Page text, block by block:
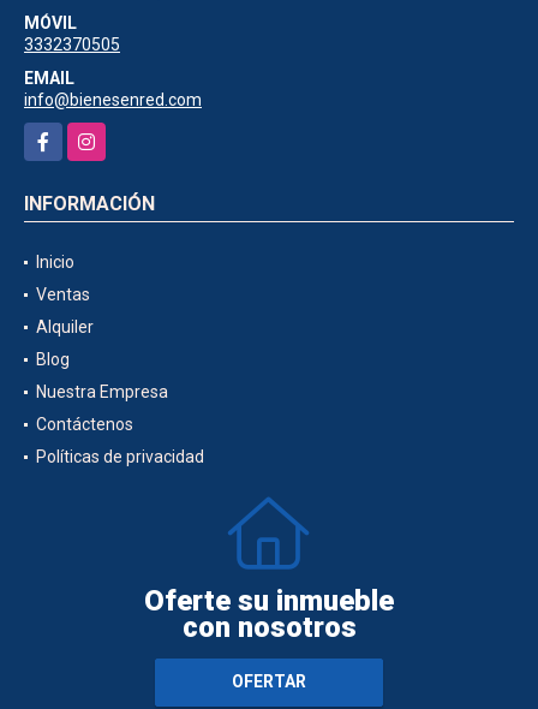
MÓVIL
3332370505
EMAIL
info@bienesenred.com
FacebookInstagram
INFORMACIÓN
Inicio
Ventas
Alquiler
Blog
Nuestra Empresa
Contáctenos
Políticas de privacidad
Oferte su inmueble
con nosotros
OFERTAR